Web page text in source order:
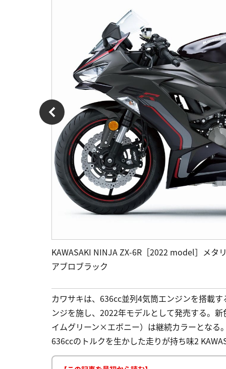
KAWASAKI NINJA ZX-6R［2022 model］メ
アブロブラック
カワサキは、636cc並列4気筒エンジンを搭載
ンジを施し、2022年モデルとして発売する。
イムグリーン×エボニー）は継続カラーとなる
636ccのトルクを生かした走りが持ち味2